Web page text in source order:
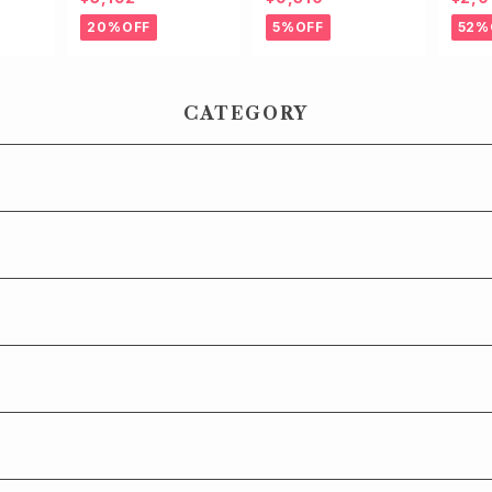
バッグ
20%OFF
ロングブーツ
5%OFF
ール
CATEGORY